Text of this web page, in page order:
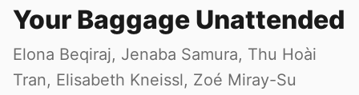
Your Baggage Unattended
Elona Beqiraj, Jenaba Samura, Thu Hoài
Tran, Elisabeth Kneissl, Zoé Miray-Su